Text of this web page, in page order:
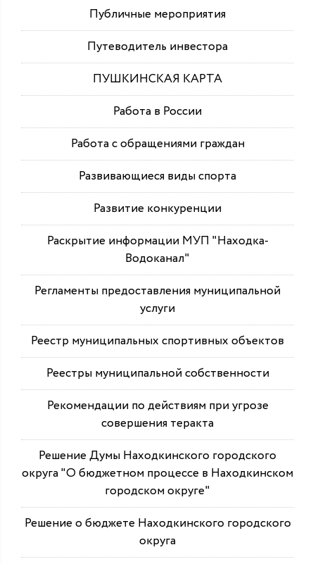
Публичные мероприятия
Путеводитель инвестора
ПУШКИНСКАЯ КАРТА
Работа в России
Работа с обращениями граждан
Развивающиеся виды спорта
Развитие конкуренции
Раскрытие информации МУП "Находка-
Водоканал"
Регламенты предоставления муниципальной
услуги
Реестр муниципальных спортивных объектов
Реестры муниципальной собственности
Рекомендации по действиям при угрозе
совершения теракта
Решение Думы Находкинского городского
округа "О бюджетном процессе в Находкинском
городском округе"
Решение о бюджете Находкинского городского
округа